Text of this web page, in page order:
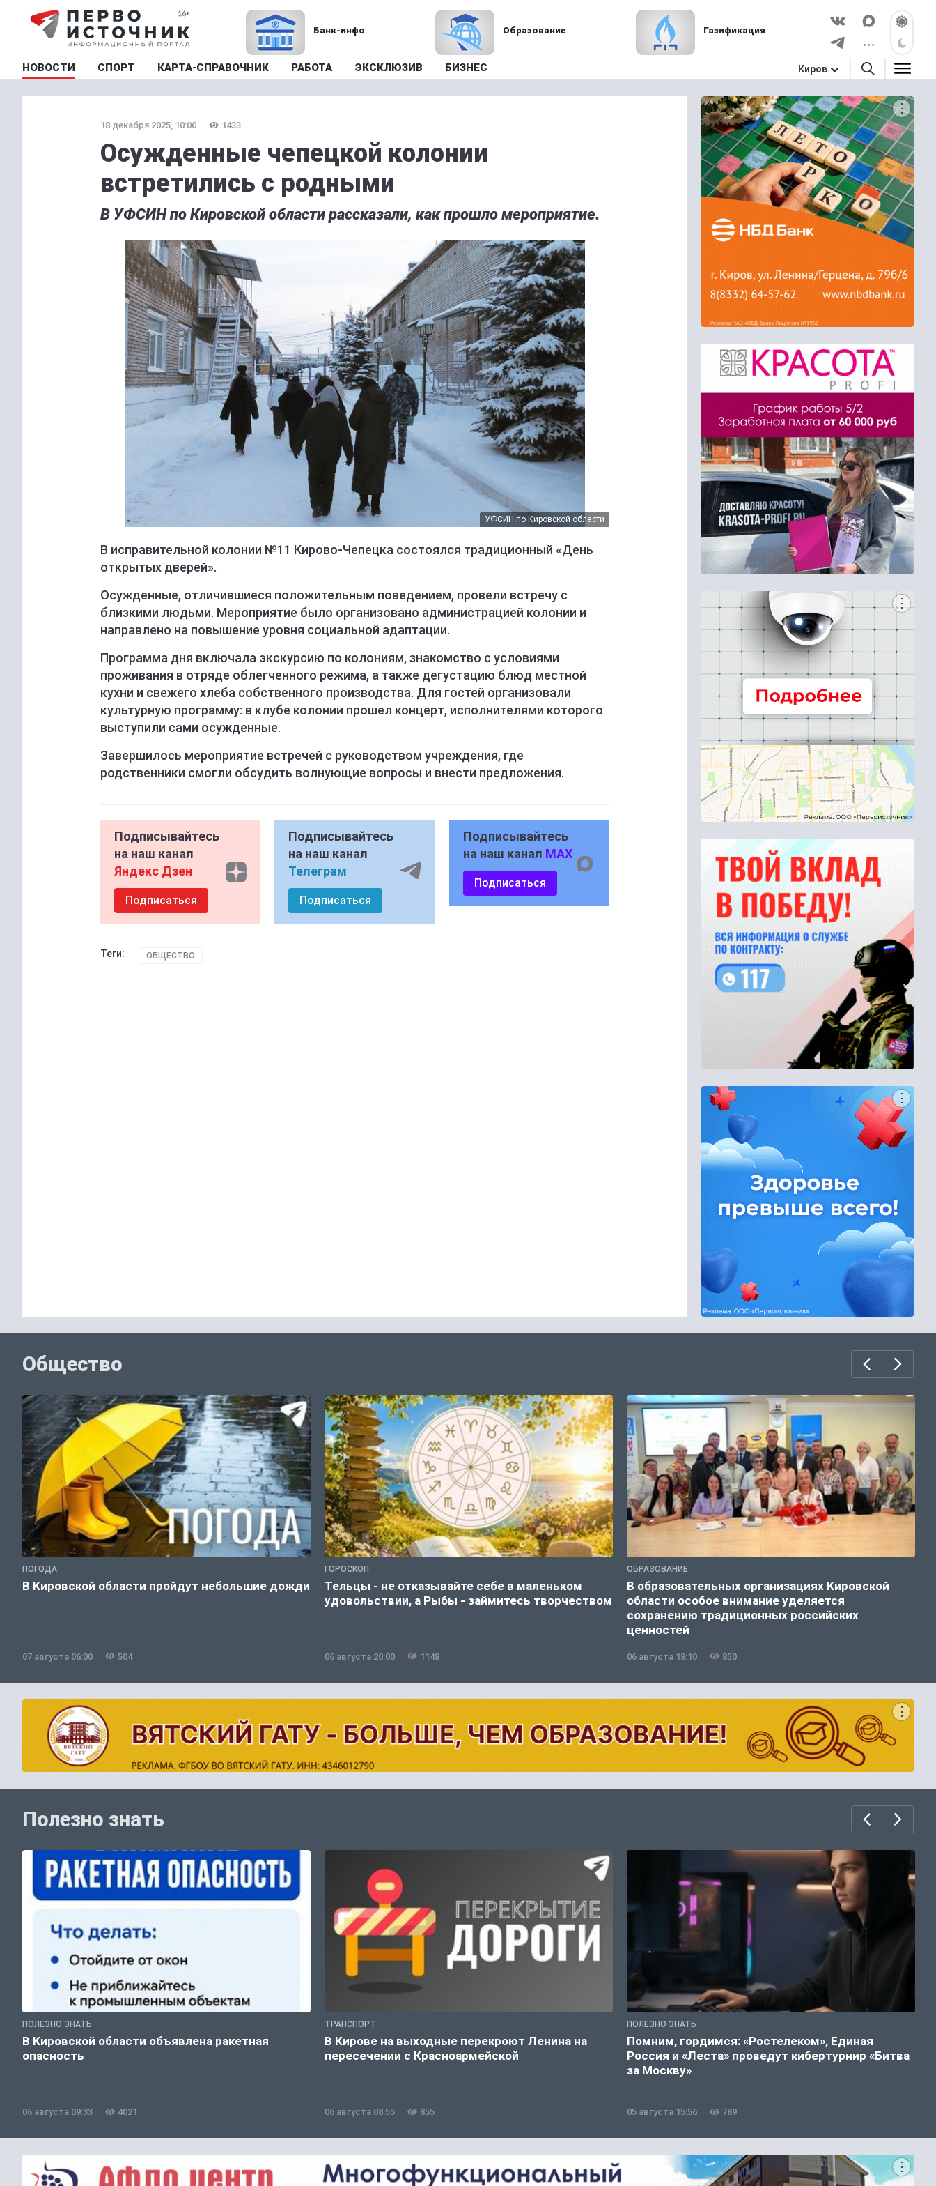
Банк-инфо Образование Газификация
НОВОСТИ СПОРТ КАРТА-СПРАВОЧНИК РАБОТА ЭКСКЛЮЗИВ БИЗНЕС Киров
18 декабря 2025, 10:00 1433
Осужденные чепецкой колонии
встретились с родными
В УФСИН по Кировской области рассказали, как прошло мероприятие.
УФСИН по Кировской области
В исправительной колонии №11 Кирово-Чепецка состоялся традиционный «День
открытых дверей».
Осужденные, отличившиеся положительным поведением, провели встречу с
близкими людьми. Мероприятие было организовано администрацией колонии и
направлено на повышение уровня социальной адаптации.
Программа дня включала экскурсию по колониям, знакомство с условиями
проживания в отряде облегченного режима, а также дегустацию блюд местной
кухни и свежего хлеба собственного производства. Для гостей организовали
культурную программу: в клубе колонии прошел концерт, исполнителями которого
выступили сами осужденные.
Завершилось мероприятие встречей с руководством учреждения, где
родственники смогли обсудить волнующие вопросы и внести предложения.
Подписывайтесь
на наш канал
Яндекс Дзен
Подписаться
Подписывайтесь
на наш канал
Телеграм
Подписаться
Подписывайтесь
на наш канал MAX
Подписаться
Теги: ОБЩЕСТВО
Общество
ПОГОДА
В Кировской области пройдут небольшие дожди
07 августа 06:00 504
ГОРОСКОП
Тельцы - не отказывайте себе в маленьком
удовольствии, а Рыбы - займитесь творчеством
06 августа 20:00 1148
ОБРАЗОВАНИЕ
В образовательных организациях Кировской
области особое внимание уделяется
сохранению традиционных российских
ценностей
06 августа 18:10 850
Полезно знать
ПОЛЕЗНО ЗНАТЬ
В Кировской области объявлена ракетная
опасность
06 августа 09:33 4021
ТРАНСПОРТ
В Кирове на выходные перекроют Ленина на
пересечении с Красноармейской
06 августа 08:55 855
ПОЛЕЗНО ЗНАТЬ
Помним, гордимся: «Ростелеком», Единая
Россия и «Леста» проведут кибертурнир «Битва
за Москву»
05 августа 15:56 789